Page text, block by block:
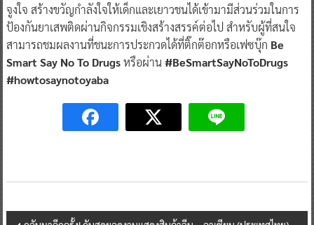
จูงใจ สร้างขวัญกำลังใจให้เด็กและเยาวชนได้เข้ามามีส่วนร่วมในการ
ป้องกันยาเสพติดผ่านกิจกรรมเชิงสร้างสรรค์ต่อไป สำหรับผู้ที่สนใจ
สามารถชมผลงานที่ชนะการประกวดได้ที่ติ๊กต๊อกหรือเฟซบุ๊ก Be
Smart Say No To Drugsหรือผ่าน#BeSmartSayNoToDrugs
#howtosaynotoyaba